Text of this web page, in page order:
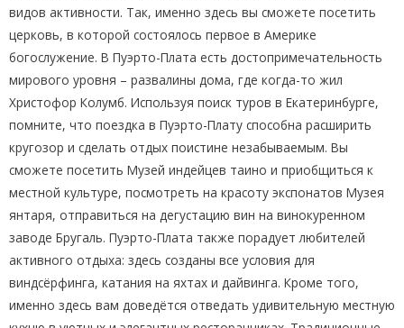
видов активности. Так, именно здесь вы сможете посетить
церковь, в которой состоялось первое в Америке
богослужение. В Пуэрто-Плата есть достопримечательность
мирового уровня – развалины дома, где когда-то жил
Христофор Колумб. Используя поиск туров в Екатеринбурге,
помните, что поездка в Пуэрто-Плату способна расширить
кругозор и сделать отдых поистине незабываемым. Вы
сможете посетить Музей индейцев таино и приобщиться к
местной культуре, посмотреть на красоту экспонатов Музея
янтаря, отправиться на дегустацию вин на винокуренном
заводе Бругаль. Пуэрто-Плата также порадует любителей
активного отдыха: здесь созданы все условия для
виндсёрфинга, катания на яхтах и дайвинга. Кроме того,
именно здесь вам доведётся отведать удивительную местную